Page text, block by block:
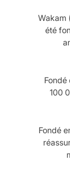
Wakam
été
Fondé
100
Fondé